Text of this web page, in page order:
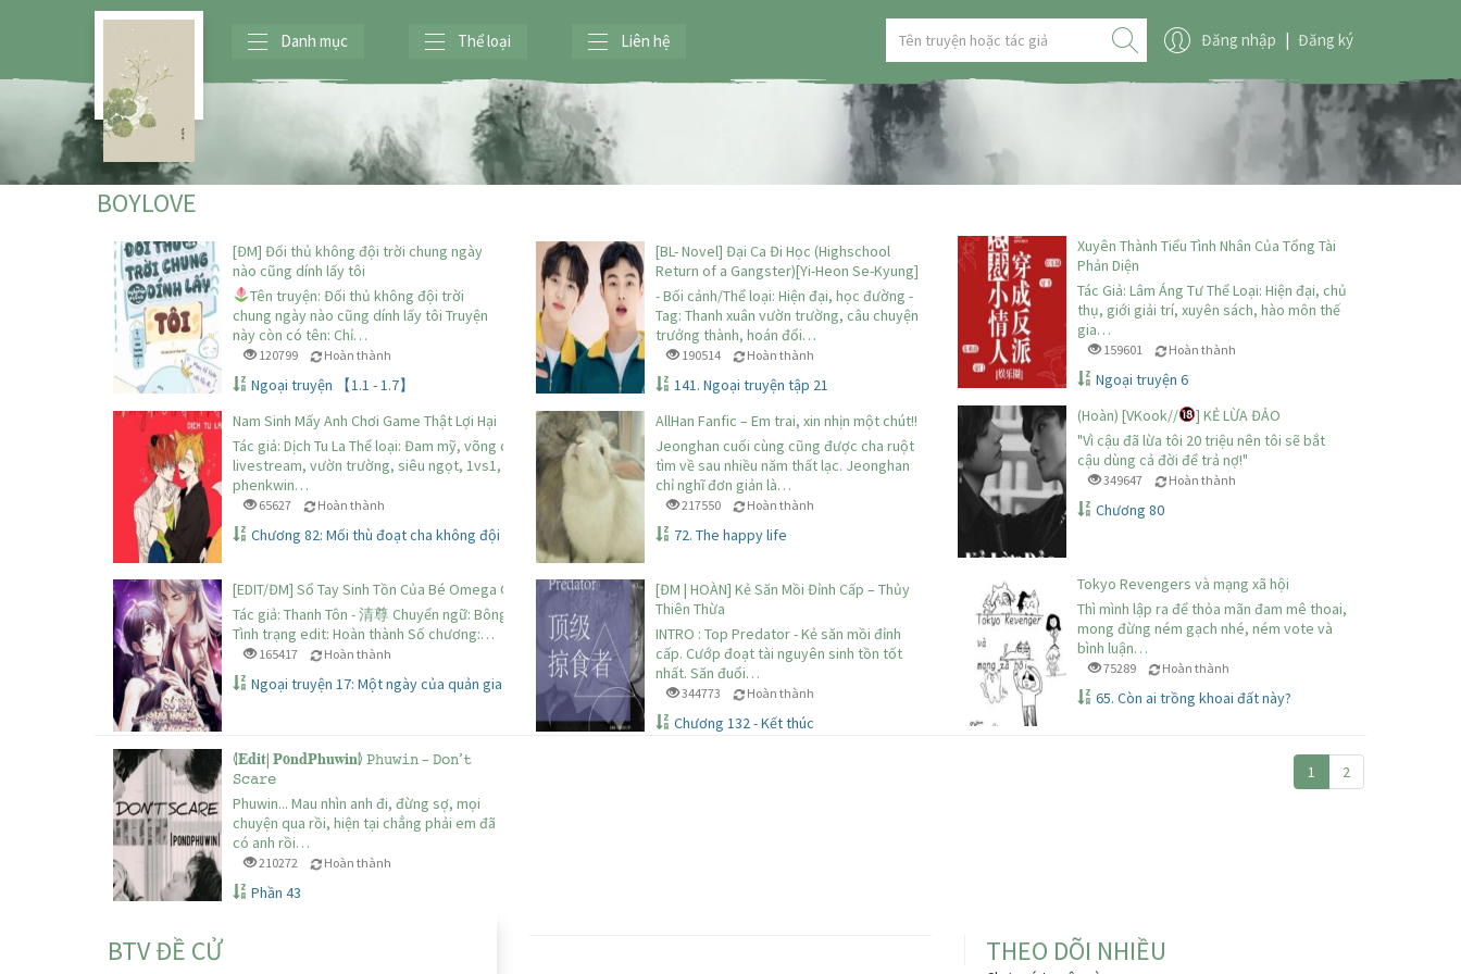
Danh mục Thể loại Liên hệ Đăng nhập | Đăng ký
BOYLOVE
[ĐM] Đối thủ không đội trời chung ngày
nào cũng dính lấy tôi
Tên truyện: Đối thủ không đội trời
chung ngày nào cũng dính lấy tôi Truyện
này còn có tên: Chỉ…
120799 Hoàn thành
Ngoại truyện 【1.1 - 1.7】
[BL- Novel] Đại Ca Đi Học (Highschool
Return of a Gangster)[Yi-Heon Se-Kyung]
- Bối cảnh/Thể loại: Hiện đại, học đường -
Tag: Thanh xuân vườn trường, câu chuyện
trưởng thành, hoán đổi…
190514 Hoàn thành
141. Ngoại truyện tập 21
Xuyên Thành Tiểu Tình Nhân Của Tổng Tài
Phản Diện
Tác Giả: Lâm Áng Tư Thể Loại: Hiện đại, chủ
thụ, giới giải trí, xuyên sách, hào môn thế
gia…
159601 Hoàn thành
Ngoại truyện 6
Nam Sinh Mấy Anh Chơi Game Thật Lợi Hại
Tác giả: Dịch Tu La Thể loại: Đam mỹ, võng du,
livestream, vườn trường, siêu ngọt, 1vs1, HE Editor:
phenkwin…
65627 Hoàn thành
Chương 82: Mối thù đoạt cha không đội trời chung 2
AllHan Fanfic – Em trai, xin nhịn một chút!!
Jeonghan cuối cùng cũng được cha ruột
tìm về sau nhiều năm thất lạc. Jeonghan
chỉ nghĩ đơn giản là…
217550 Hoàn thành
72. The happy life
(Hoàn) [VKook//
] KẺ LỪA ĐẢO
"Vì cậu đã lừa tôi 20 triệu nên tôi sẽ bắt
cậu dùng cả đời để trả nợ!"
349647 Hoàn thành
Chương 80
[EDIT/ĐM] Sổ Tay Sinh Tồn Của Bé Omega Giữa Các Vì Sao
Tác giả: Thanh Tôn - 清尊 Chuyển ngữ: Bông Cúc Cute - Phộn
Tình trạng edit: Hoàn thành Số chương:…
165417 Hoàn thành
Ngoại truyện 17: Một ngày của quản gia Bạch sẽ như thế nào?
[ĐM | HOÀN] Kẻ Săn Mồi Đỉnh Cấp – Thủy
Thiên Thừa
INTRO : Top Predator - Kẻ săn mồi đỉnh
cấp. Cướp đoạt tài nguyên sinh tồn tốt
nhất. Săn đuổi…
344773 Hoàn thành
Chương 132 - Kết thúc
Tokyo Revengers và mạng xã hội
Thì mình lập ra để thỏa mãn đam mê thoai,
mong đừng ném gạch nhé, ném vote và
bình luận…
75289 Hoàn thành
65. Còn ai trồng khoai đất này?
⦉𝐄𝐝𝐢𝐭| 𝐏𝐨𝐧𝐝𝐏𝐡𝐮𝐰𝐢𝐧⦊ 𝙿𝚑𝚞𝚠𝚒𝚗 – 𝙳𝚘𝚗’𝚝
𝚂𝚌𝚊𝚛𝚎
Phuwin... Mau nhìn anh đi, đừng sợ, mọi
chuyện qua rồi, hiện tại chẳng phải em đã
có anh rồi…
210272 Hoàn thành
Phần 43
1 2
BTV ĐỀ CỬ THEO DÕI NHIỀU